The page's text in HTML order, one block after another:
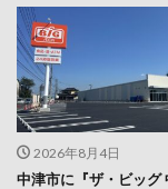
2026年8月4日
中津市に『ザ・ビッグ